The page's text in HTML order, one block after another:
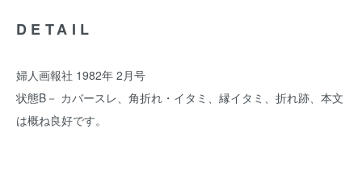
DETAIL
婦人画報社 1982年 2月号
状態B－ カバースレ、角折れ・イタミ、縁イタミ、折れ跡、本文
は概ね良好です。